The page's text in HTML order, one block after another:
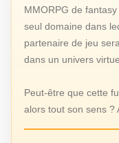
MMORPG de
seul domaine dans
partenaire de jeu
dans un univers
Peut-être que cette
alors tout son sens ?